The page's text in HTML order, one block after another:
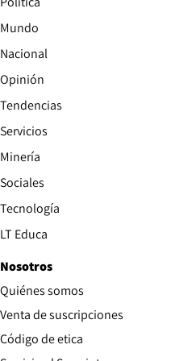
Mundo
Nacional
Opinión
Tendencias
Servicios
Minería
Sociales
Tecnología
LT Educa
Nosotros
Quiénes somos
Venta de suscripciones
Código de etica Opens in new